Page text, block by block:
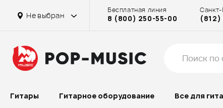
Не выбран
Бесплатная линия
8 (800) 250-55-00 (812)
Гитары Гитарное оборудование Все для